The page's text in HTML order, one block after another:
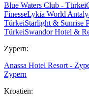
Blue Waters Club - Türkei
FinesseLykia World
TürkeiStarlight & Sunrise
TürkeiSwandor Hotel &
Zypern:
Anassa Hotel Resort -
Zypern
Kroatien: